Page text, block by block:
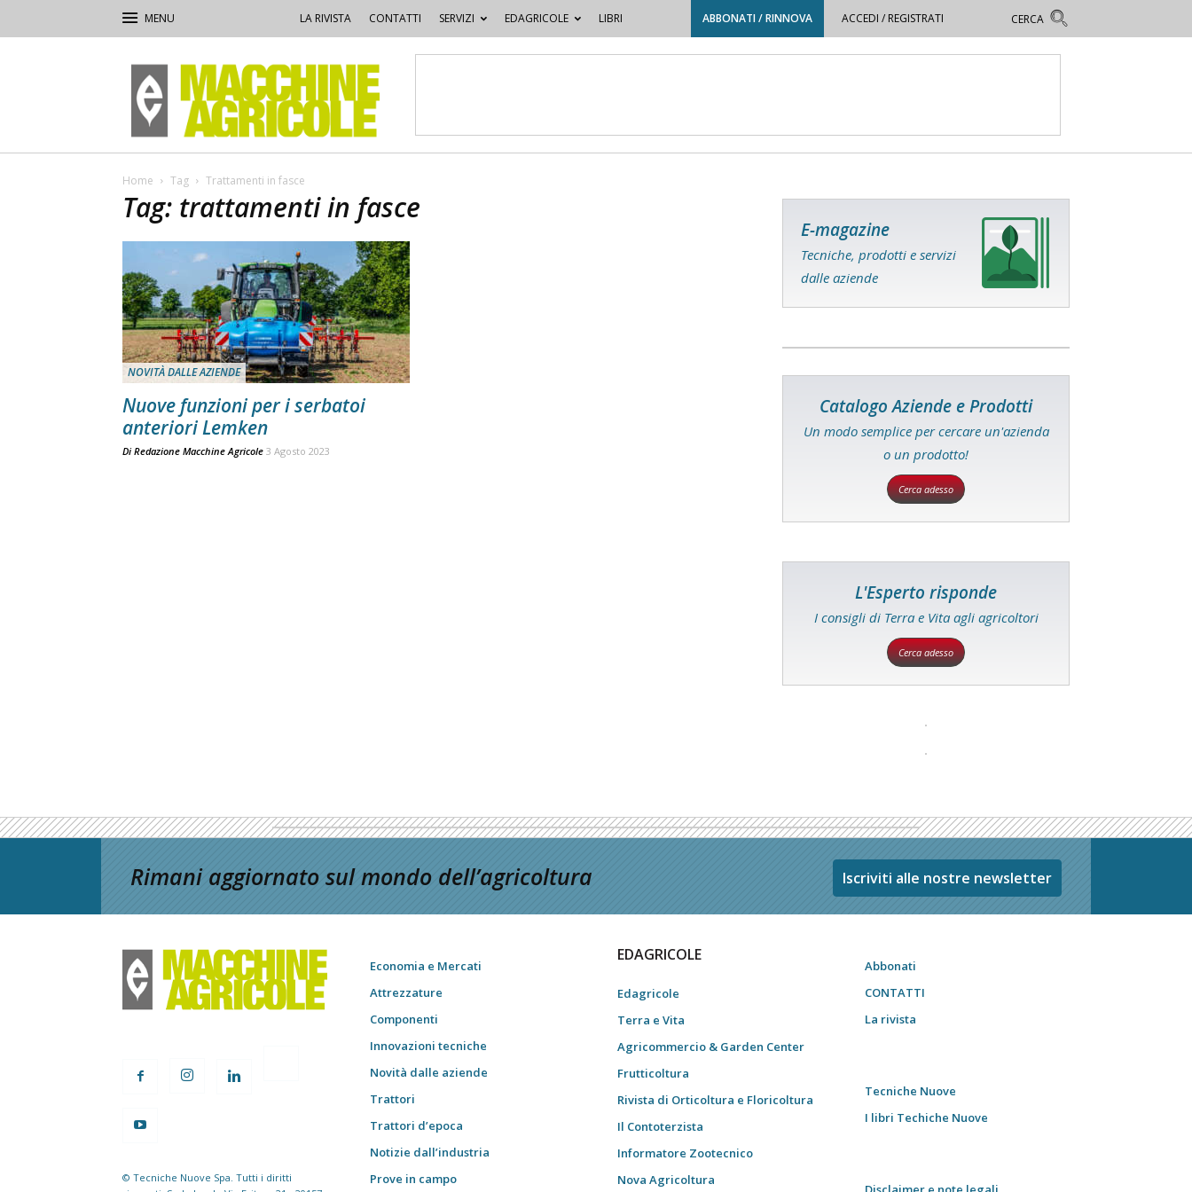
LA RIVISTA CONTATTI SERVIZI EDAGRICOLE LIBRI ABBONATI / RINNOVA ACCEDI / REGISTRATI
Macchine
Agricole
Home Tag Trattamenti in fasce
Tag: trattamenti in fasce
NOVITÀ DALLE AZIENDE
Nuove funzioni per i serbatoi
anteriori Lemken
Di Redazione Macchine Agricole 3 Agosto 2023
E-magazine
Tecniche, prodotti e servizi
dalle aziende
Catalogo Aziende e Prodotti
Un modo semplice per cercare un'azienda
o un prodotto!
Cerca adesso
L'Esperto risponde
I consigli di Terra e Vita agli agricoltori
Cerca adesso
Rimani aggiornato sul mondo dell’agricoltura Iscriviti alle nostre newsletter
© Tecniche Nuove Spa. Tutti i diritti
Economia e Mercati
Attrezzature
Componenti
Innovazioni tecniche
Novità dalle aziende
Trattori
Trattori d’epoca
Notizie dall’industria
Prove in campo
EDAGRICOLE
Edagricole
Terra e Vita
Agricommercio & Garden Center
Frutticoltura
Rivista di Orticoltura e Floricoltura
Il Contoterzista
Informatore Zootecnico
Nova Agricoltura
Abbonati
CONTATTI
La rivista
Tecniche Nuove
I libri Techiche Nuove